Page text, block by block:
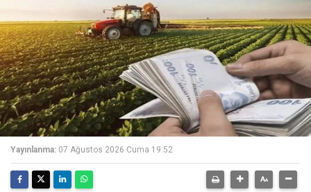
Yayınlanma: 07 Ağustos 2026 Cuma 19:52